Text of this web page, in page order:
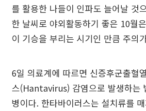
를 활용한 나들이 인파도 늘어날 것
한 날씨로 야외활동하기 좋은 10월
이 기승을 부리는 시기인 만큼 주의
6일 의료계에 따르면 신증후군출혈
스(Hantavirus) 감염으로 발생하는
병이다. 한타바이러스는 설치류를